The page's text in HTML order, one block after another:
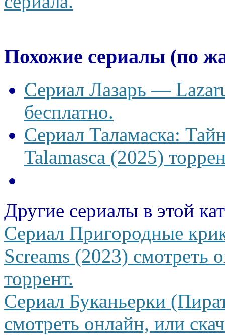
Похожие сериалы (по
Сериал Лазарь —
бесплатно.
Сериал Таламаска:
Talamasca (2025)
Другие сериалы в этой
Сериал Пригородные
Screams (2023) смотреть
торрент.
Сериал Буканьерки
смотреть онлайн, или